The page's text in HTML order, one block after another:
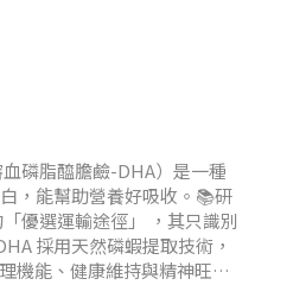
像是這樣子乾乾硬硬的便
血磷脂醯膽鹼-DHA）是一種
，能幫助營養好吸收。📚研
優選運輸途徑」 ，其只識別
採用天然磷蝦提取技術，
機能、健康維持與精神旺盛